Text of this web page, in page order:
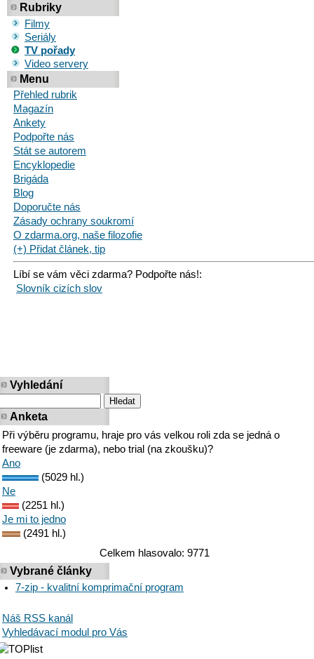
Rubriky
Filmy
Seriály
TV pořady
Video servery
Menu
Přehled rubrik
Magazín
Ankety
Podpořte nás
Stát se autorem
Encyklopedie
Brigáda
Blog
Doporučte nás
Zásady ochrany soukromí
O zdarma.org, naše filozofie
(+) Přidat článek, tip
Líbí se vám věci zdarma? Podpořte nás!:
Slovník cizích slov
Vyhledání
Anketa
Při výběru programu, hraje pro vás velkou roli zda se jedná o
freeware (je zdarma), nebo trial (na zkoušku)?
Ano
(5029 hl.)
Ne
(2251 hl.)
Je mi to jedno
(2491 hl.)
Celkem hlasovalo: 9771
Vybrané články
7-zip - kvalitní komprimační program
Náš RSS kanál
Vyhledávací modul pro Vás